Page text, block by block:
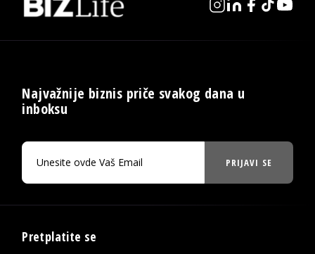
Najvažnije biznis priče svakog dana u
inboksu
PRIJAVI SE
Pretplatite se